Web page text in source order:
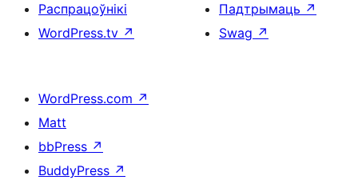
Распрацоўнікі
WordPress.tv ↗
Падтрымаць ↗
Swag ↗
WordPress.com ↗
Matt
bbPress ↗
BuddyPress ↗